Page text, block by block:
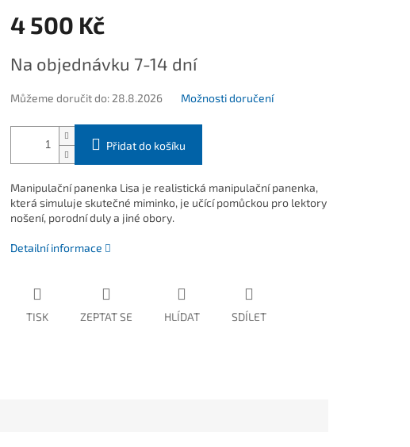
4 500 Kč
cena:
Na objednávku 7-14 dní
Můžeme doručit do: 28.8.2026 Možnosti doručení
Přidat do košíku
Manipulační panenka Lisa je realistická manipulační panenka,
která simuluje skutečné miminko, je učící pomůckou pro lektory
nošení, porodní duly a jiné obory.
Detailní informace
TISK ZEPTAT SE HLÍDAT SDÍLET